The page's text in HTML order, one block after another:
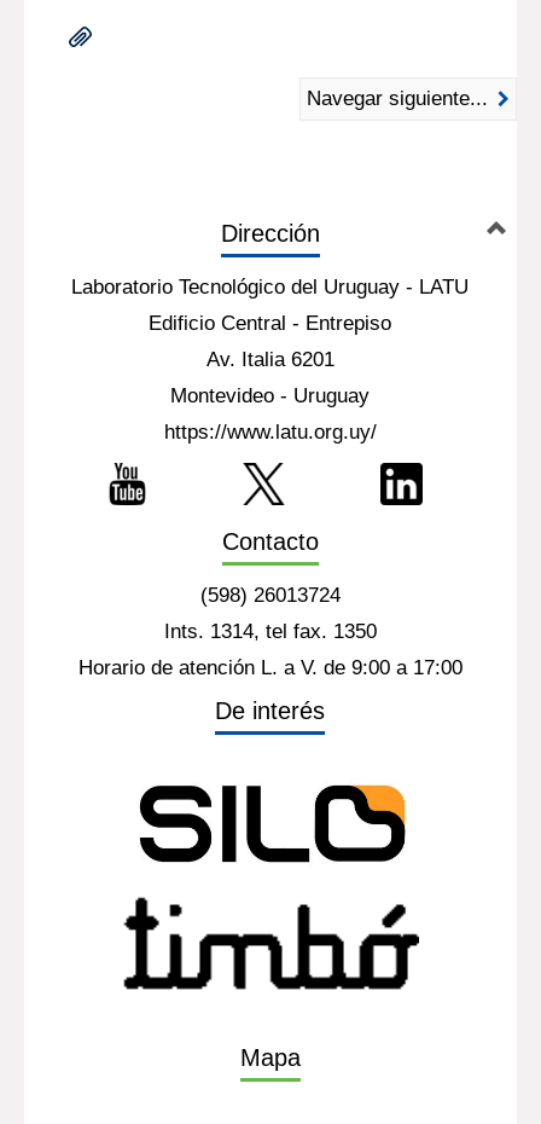
Navegar siguiente...
Dirección
Laboratorio Tecnológico del Uruguay - LATU
Edificio Central - Entrepiso
Av. Italia 6201
Montevideo - Uruguay
https://www.latu.org.uy/
Contacto
(598) 26013724
Ints. 1314, tel fax. 1350
Horario de atención L. a V. de 9:00 a 17:00
De interés
Mapa